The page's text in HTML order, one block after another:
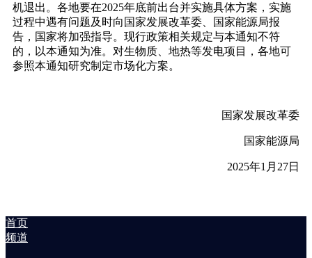
机退出。各地要在2025年底前出台并实施具体方案，实施
过程中遇有问题及时向国家发展改革委、国家能源局报
告，国家将加强指导。现行政策相关规定与本通知不符
的，以本通知为准。对生物质、地热等发电项目，各地可
参照本通知研究制定市场化方案。
国家发展改革委
国家能源局
2025年1月27日
首页
频道